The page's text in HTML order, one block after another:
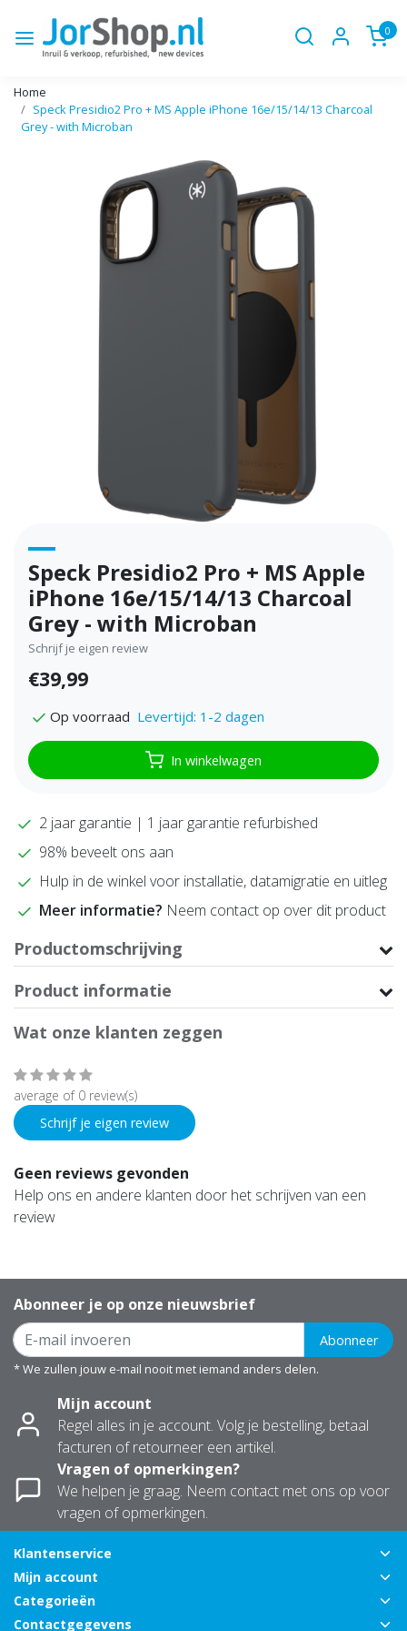
0
Home
Speck Presidio2 Pro + MS Apple iPhone 16e/15/14/13 Charcoal
Grey - with Microban
Speck Presidio2 Pro + MS Apple
iPhone 16e/15/14/13 Charcoal
Grey - with Microban
Schrijf je eigen review
€39,99
Op voorraad Levertijd: 1-2 dagen
In winkelwagen
2 jaar garantie | 1 jaar garantie refurbished
98% beveelt ons aan
Hulp in de winkel voor installatie, datamigratie en uitleg
Meer informatie? Neem contact op over dit product
Productomschrijving
Product informatie
Wat onze klanten zeggen
average of 0 review(s)
Schrijf je eigen review
Geen reviews gevonden
Help ons en andere klanten door het schrijven van een
review
Abonneer je op onze nieuwsbrief
Abonneer
* We zullen jouw e-mail nooit met iemand anders delen.
Mijn account
Regel alles in je account. Volg je bestelling, betaal
facturen of retourneer een artikel.
Vragen of opmerkingen?
We helpen je graag. Neem contact met ons op voor
vragen of opmerkingen.
Klantenservice
Mijn account
Categorieën
Contactgegevens